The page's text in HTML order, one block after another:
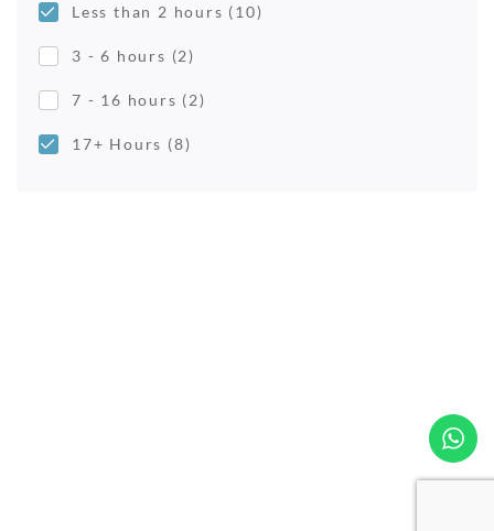
Less than 2 hours (10)
3 - 6 hours (2)
7 - 16 hours (2)
17+ Hours (8)